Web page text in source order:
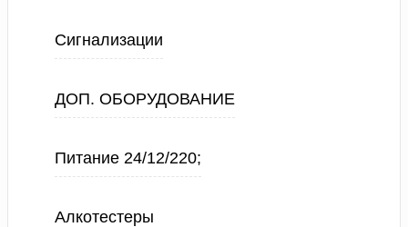
Сигнализации
ДОП. ОБОРУДОВАНИЕ
Питание 24/12/220;
Алкотестеры